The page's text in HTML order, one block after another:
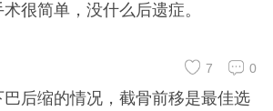
很简单，没什么后遗症。
0
7
巴后缩的情况，截骨前移是最佳选